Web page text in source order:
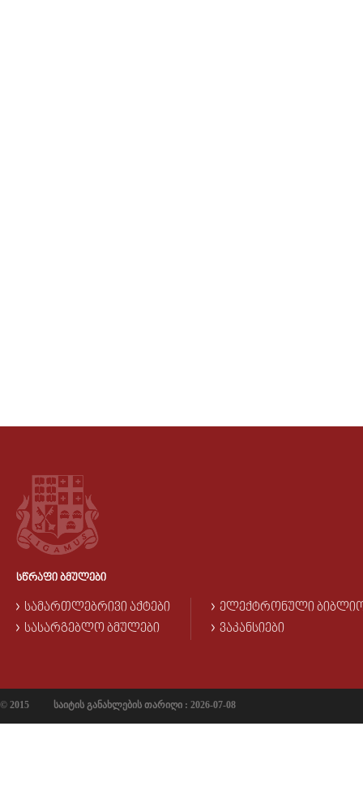
ᲡᲬᲠᲐᲤᲘ ᲑᲛᲣᲚᲔᲑᲘ
ᲡᲐᲛᲐᲠᲗᲚᲔᲑᲠᲘᲕᲘ ᲐᲥᲢᲔᲑᲘ
ᲡᲐᲡᲐᲠᲒᲔᲑᲚᲝ ᲑᲛᲣᲚᲔᲑᲘ
ᲔᲚᲔᲥᲢᲠᲝᲜᲣᲚᲘ
ᲕᲐᲙᲐᲜᲡᲘᲔᲑᲘ
© 2015 საიტის განახლების თარიღი : 2026-07-08